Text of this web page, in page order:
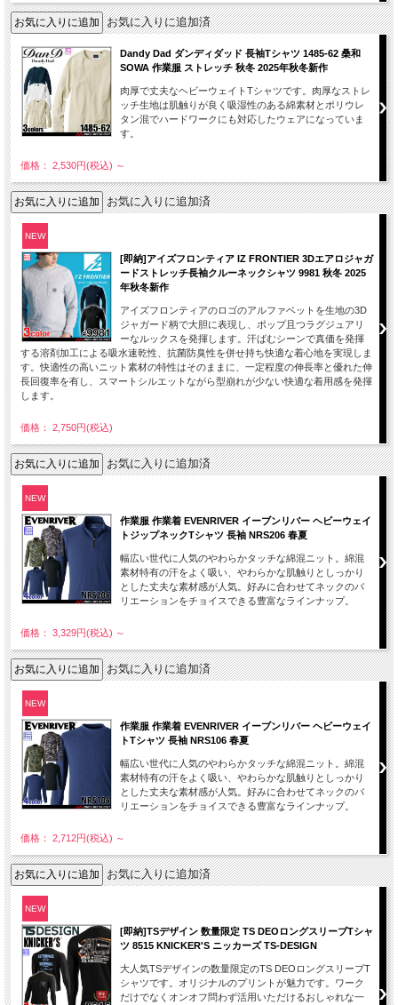
お気に入りに追加済
Dandy Dad ダンディダッド 長袖Tシャツ 1485-62 桑和
SOWA 作業服 ストレッチ 秋冬 2025年秋冬新作
肉厚で丈夫なヘビーウェイトTシャツです。肉厚なストレ
ッチ生地は肌触りが良く吸湿性のある綿素材とポリウレ
タン混でハードワークにも対応したウェアになっていま
す。
価格： 2,530円(税込) ～
お気に入りに追加済
NEW
[即納]アイズフロンティア IZ FRONTIER 3Dエアロジャガ
ードストレッチ長袖クルーネックシャツ 9981 秋冬 2025
年秋冬新作
アイズフロンティアのロゴのアルファベットを生地の3D
ジャガード柄で大胆に表現し、ポップ且つラグジュアリ
ーなルックスを発揮します。汗ばむシーンで真価を発揮
する溶剤加工による吸水速乾性、抗菌防臭性を併せ持ち快適な着心地を実現しま
す。快適性の高いニット素材の特性はそのままに、一定程度の伸長率と優れた伸
長回復率を有し、スマートシルエットながら型崩れが少ない快適な着用感を発揮
します。
価格： 2,750円(税込)
お気に入りに追加済
NEW
作業服 作業着 EVENRIVER イーブンリバー ヘビーウェイ
トジップネックTシャツ 長袖 NRS206 春夏
幅広い世代に人気のやわらかタッチな綿混ニット。綿混
素材特有の汗をよく吸い、やわらかな肌触りとしっかり
とした丈夫な素材感が人気。好みに合わせてネックのバ
リエーションをチョイスできる豊富なラインナップ。
価格： 3,329円(税込) ～
お気に入りに追加済
NEW
作業服 作業着 EVENRIVER イーブンリバー ヘビーウェイ
トTシャツ 長袖 NRS106 春夏
幅広い世代に人気のやわらかタッチな綿混ニット。綿混
素材特有の汗をよく吸い、やわらかな肌触りとしっかり
とした丈夫な素材感が人気。好みに合わせてネックのバ
リエーションをチョイスできる豊富なラインナップ。
価格： 2,712円(税込) ～
お気に入りに追加済
NEW
[即納]TSデザイン 数量限定 TS DEOロングスリーブTシャ
ツ 8515 KNICKER'S ニッカーズ TS-DESIGN
大人気TSデザインの数量限定のTS DEOロングスリーブT
シャツです。オリジナルのプリントが魅力です。ワーク
だけでなくオンオフ問わず活用いただけるおしゃれな一